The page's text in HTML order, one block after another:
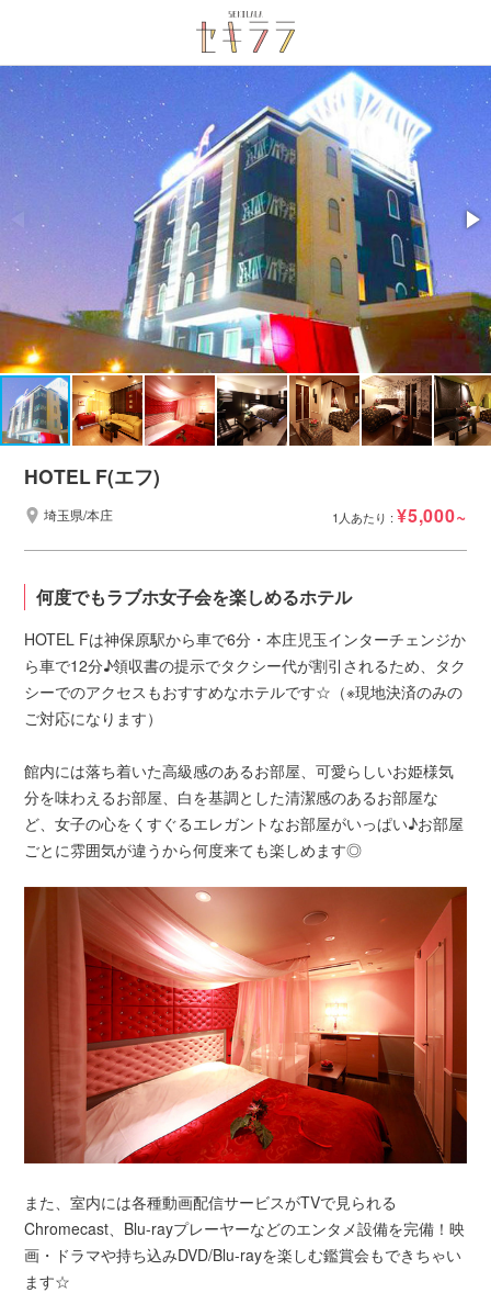
HOTEL F(エフ)
埼玉県/本庄 1人あたり :¥5,000~
何度でもラブホ女子会を楽しめるホテル
HOTEL Fは神保原駅から車で6分・本庄児玉インターチェンジか
ら車で12分♪領収書の提示でタクシー代が割引されるため、タク
シーでのアクセスもおすすめなホテルです☆（※現地決済のみの
ご対応になります）
館内には落ち着いた高級感のあるお部屋、可愛らしいお姫様気
分を味わえるお部屋、白を基調とした清潔感のあるお部屋な
ど、女子の心をくすぐるエレガントなお部屋がいっぱい♪お部屋
ごとに雰囲気が違うから何度来ても楽しめます◎
また、室内には各種動画配信サービスがTVで見られる
Chromecast、Blu-rayプレーヤーなどのエンタメ設備を完備！映
画・ドラマや持ち込みDVD/Blu-rayを楽しむ鑑賞会もできちゃい
ます☆